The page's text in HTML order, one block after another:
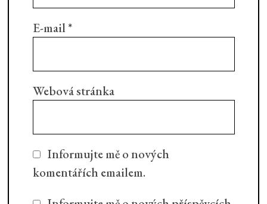
E-mail*
Webová stránka
Informujte mě o nových
komentářích emailem.